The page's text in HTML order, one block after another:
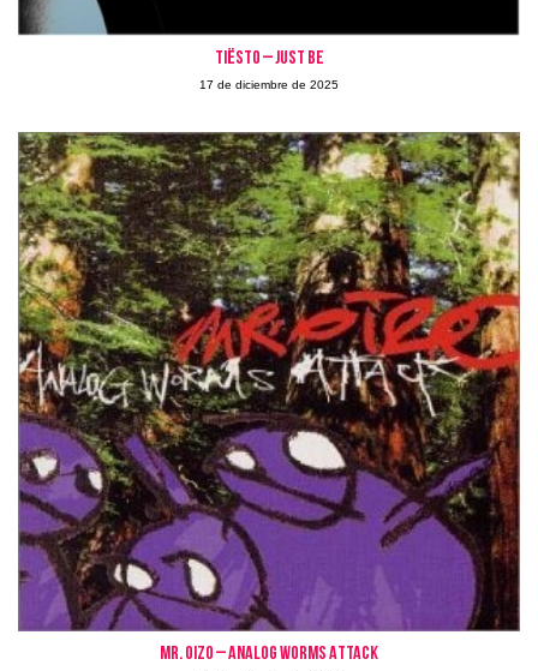
TIËSTO – Just Be
17 de diciembre de 2025
MR. OIZO – Analog Worms Attack